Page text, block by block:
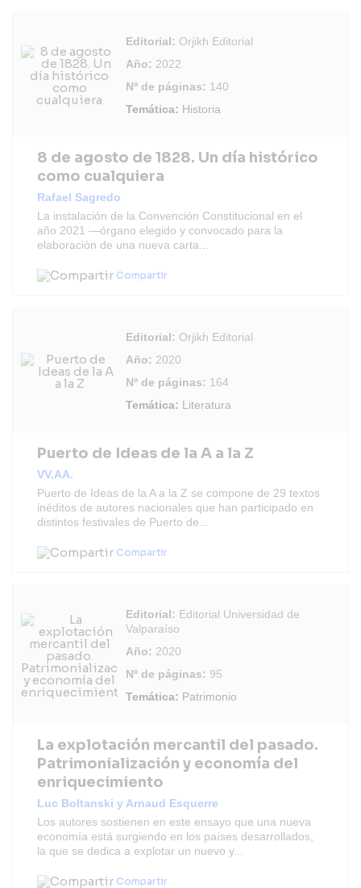
Editorial: Orjikh Editorial
Año: 2022
Nº de páginas: 140
Temática: Historia
8 de agosto de 1828. Un día histórico
como cualquiera
Rafael Sagredo
La instalación de la Convención Constitucional en el
año 2021 —órgano elegido y convocado para la
elaboración de una nueva carta...
Compartir
Editorial: Orjikh Editorial
Año: 2020
Nº de páginas: 164
Temática: Literatura
Puerto de Ideas de la A a la Z
VV.AA.
Puerto de Ideas de la A a la Z se compone de 29 textos
inéditos de autores nacionales que han participado en
distintos festivales de Puerto de...
Compartir
Editorial: Editorial Universidad de
Valparaíso
Año: 2020
Nº de páginas: 95
Temática: Patrimonio
La explotación mercantil del pasado.
Patrimonialización y economía del
enriquecimiento
Luc Boltanski y Arnaud Esquerre
Los autores sostienen en este ensayo que una nueva
economía está surgiendo en los países desarrollados,
la que se dedica a explotar un nuevo y...
Compartir